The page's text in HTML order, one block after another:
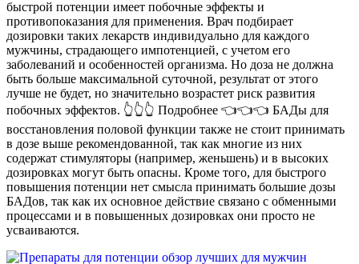
быстрой потенции имеет побочные эффекты и
противопоказания для применения. Врач подбирает
дозировки таких лекарств индивидуально для каждого
мужчины, страдающего импотенцией, с учетом его
заболеваний и особенностей организма. Но доза не должна
быть больше максимальной суточной, результат от этого
лучше не будет, но значительно возрастет риск развития
побочных эффектов. 👆👆👆 Подробнее 👈👈👈 БАДы для
восстановления половой функции также не стоит принимать
в дозе выше рекомендованной, так как многие из них
содержат стимуляторы (например, женьшень) и в высоких
дозировках могут быть опасны. Кроме того, для быстрого
повышения потенции нет смысла принимать большие дозы
БАДов, так как их основное действие связано с обменными
процессами и в повышенных дозировках они просто не
усваиваются.